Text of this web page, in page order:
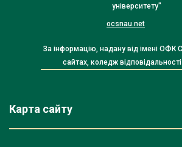
університету"
ocsnau.net
За інформацію, надану від імені ОФК
сайтах, коледж
Карта сайту